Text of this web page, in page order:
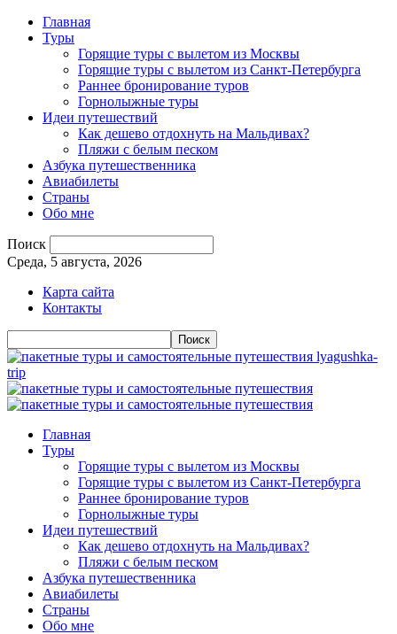
Главная
Туры
Горящие туры с вылетом из Москвы
Горящие туры с вылетом из Санкт-Петербурга
Раннее бронирование туров
Горнолыжные туры
Идеи путешествий
Как дешево отдохнуть на Мальдивах?
Пляжи с белым песком
Азбука путешественника
Авиабилеты
Страны
Обо мне
Поиск
Среда, 5 августа, 2026
Карта сайта
Контакты
lyagushka-
trip
Главная
Туры
Горящие туры с вылетом из Москвы
Горящие туры с вылетом из Санкт-Петербурга
Раннее бронирование туров
Горнолыжные туры
Идеи путешествий
Как дешево отдохнуть на Мальдивах?
Пляжи с белым песком
Азбука путешественника
Авиабилеты
Страны
Обо мне